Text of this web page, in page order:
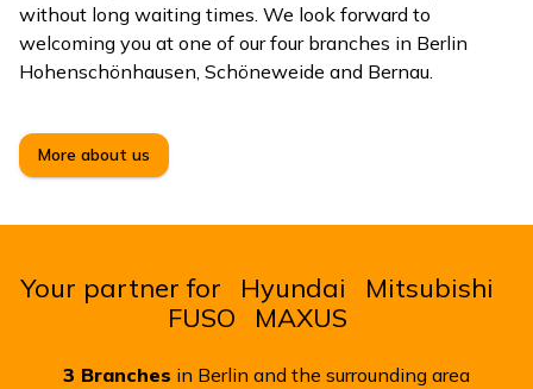
without long waiting times. We look forward to
welcoming you at one of our four branches in Berlin
Hohenschönhausen, Schöneweide and Bernau.
More about us
Your partner for Hyundai
Mitsubishi
FUSO
MAXUS
3 Branches in Berlin and the surrounding area